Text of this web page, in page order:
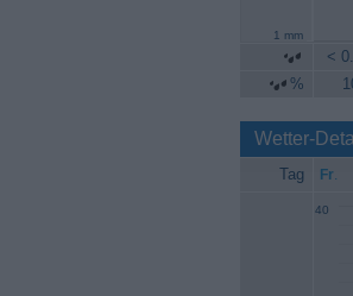
1 mm
<
%
Wetter-
Tag Fr.
40